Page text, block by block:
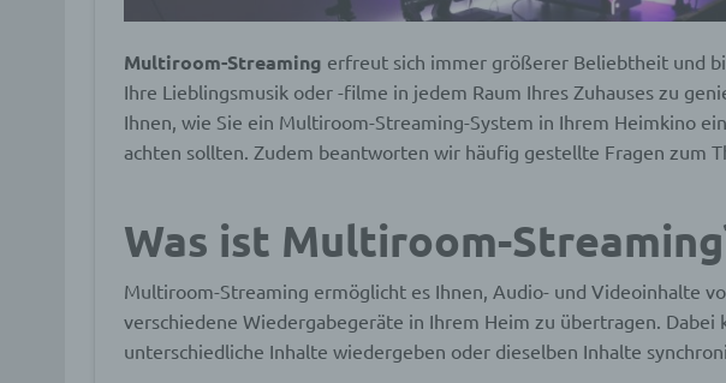
Multiroom-Streaming erfreut sich immer größerer Beliebtheit und
Ihre Lieblingsmusik oder -filme in jedem Raum Ihres Zuhauses zu
Ihnen, wie Sie ein Multiroom-Streaming-System in Ihrem Heimkino
achten sollten. Zudem beantworten wir häufig gestellte Fragen zum
Was ist Multiroom-
Multiroom-Streaming ermöglicht es Ihnen, Audio- und Videoinhalte
verschiedene Wiedergabegeräte in Ihrem Heim zu übertragen. Dabei
unterschiedliche Inhalte wiedergeben oder dieselben Inhalte